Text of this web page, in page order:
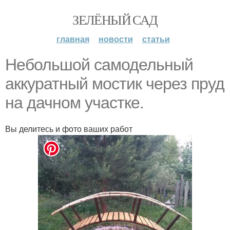
ЗЕЛЁНЫЙ САД
главная новости статьи
Небольшой самодельный
аккуратный мостик через пруд
на дачном участке.
Вы делитесь и фото ваших работ